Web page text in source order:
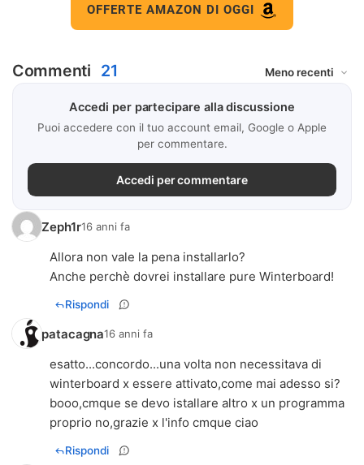
OFFERTE AMAZON DI OGGI
Commenti 21
Accedi per partecipare alla discussione
Puoi accedere con il tuo account email, Google o Apple
per commentare.
Accedi per commentare
Zeph1r16 anni fa
Allora non vale la pena installarlo?
Anche perchè dovrei installare pure Winterboard!
Rispondi
patacagna16 anni fa
esatto...concordo...una volta non necessitava di
winterboard x essere attivato,come mai adesso si?
booo,cmque se devo istallare altro x un programma
proprio no,grazie x l'info cmque ciao
Rispondi